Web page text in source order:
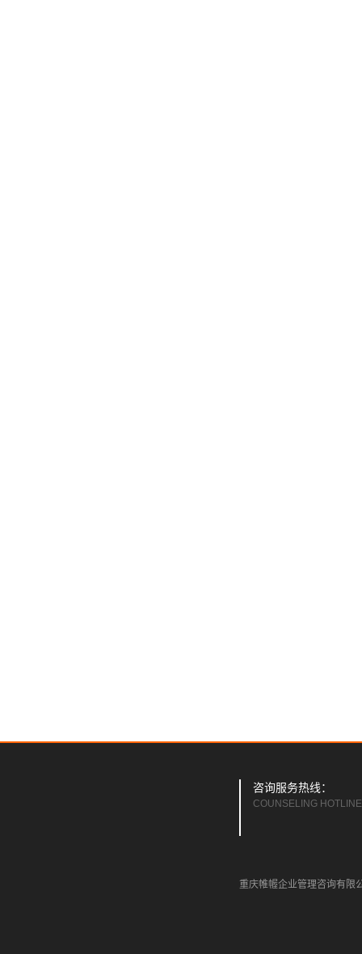
咨询服务热线：
COUNSELING HOTLINE
重庆帷幄企业管理咨询有限